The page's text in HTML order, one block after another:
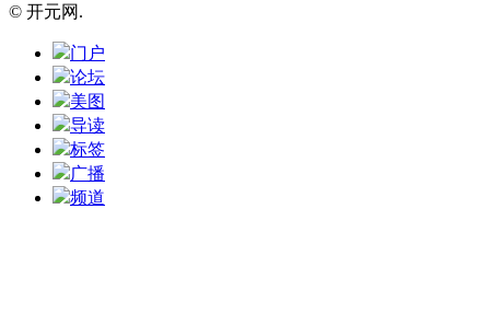
© 开元网.
门户
论坛
美图
导读
标签
广播
频道